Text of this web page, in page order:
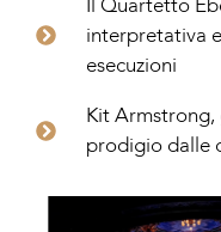
Il Quartetto
interpretativa
esecuzioni
Kit
prodigio dalle